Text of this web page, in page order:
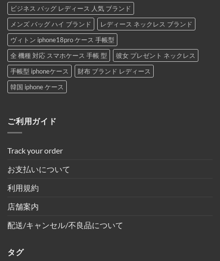
ビジネス バッグ レディース 人気 ブランド
メンズ バッグ ハイ ブランド
レディース ネックレス ブランド
ヴィトン iphone18pro ケース 手帳型
全 機種 対応 スマホケース 手帳 型
彼女 プレゼント ネックレス
手帳型 iphoneケース
財布 ブランド レディース
韓国 iphone ケース
ご利用ガイド
Track your order
お支払いについて
利用規約
店舗案内
配送/キャンセル/不良品について
タグ